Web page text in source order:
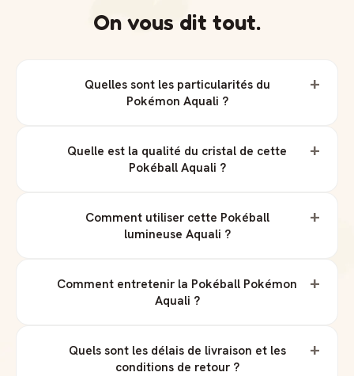
On vous dit tout.
Quelles sont les particularités du
Pokémon Aquali ?
+
Quelle est la qualité du cristal de cette
Pokéball Aquali ?
+
Comment utiliser cette Pokéball
lumineuse Aquali ?
+
Comment entretenir la Pokéball Pokémon
Aquali ?
+
Quels sont les délais de livraison et les
conditions de retour ?
+